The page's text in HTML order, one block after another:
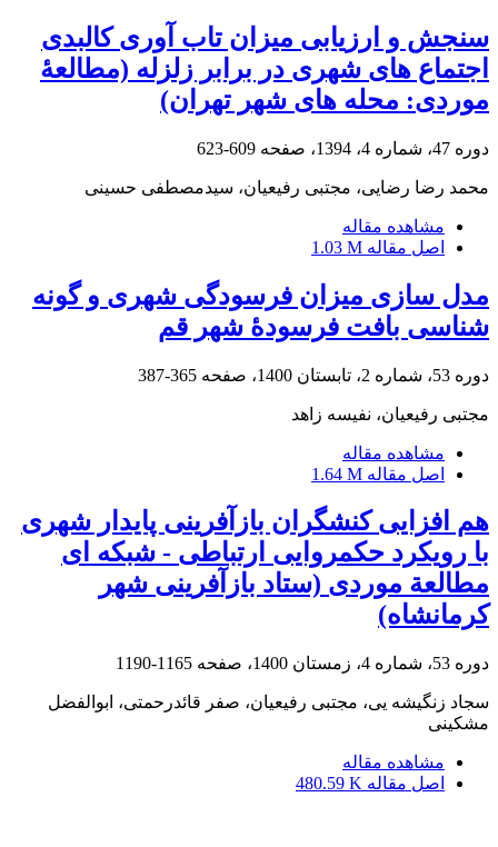
سنجش و ارزیابی میزان تاب آوری کالبدی
اجتماع های شهری در برابر زلزله (مطالعۀ
موردی: محله های شهر تهران)
دوره 47، شماره 4، 1394، صفحه 609-623
محمد رضا رضایی، مجتبی رفیعیان، سیدمصطفی حسینی
مشاهده مقاله
اصل مقاله 1.03 M
مدل‏ سازی میزان فرسودگی شهری و گونه‏
شناسی بافت فرسودۀ شهر قم
دوره 53، شماره 2، تابستان 1400، صفحه 365-387
مجتبی رفیعیان، نفیسه زاهد
مشاهده مقاله
اصل مقاله 1.64 M
هم ‏افزایی کنشگران بازآفرینی پایدار شهری
با رویکرد حکمروایی ارتباطی - شبکه ‏ای
مطالعة موردی (ستاد بازآفرینی شهر
کرمانشاه)
دوره 53، شماره 4، زمستان 1400، صفحه 1165-1190
سجاد زنگیشه یی، مجتبی رفیعیان، صفر قائدرحمتی، ابوالفضل
مشکینی
مشاهده مقاله
اصل مقاله 480.59 K